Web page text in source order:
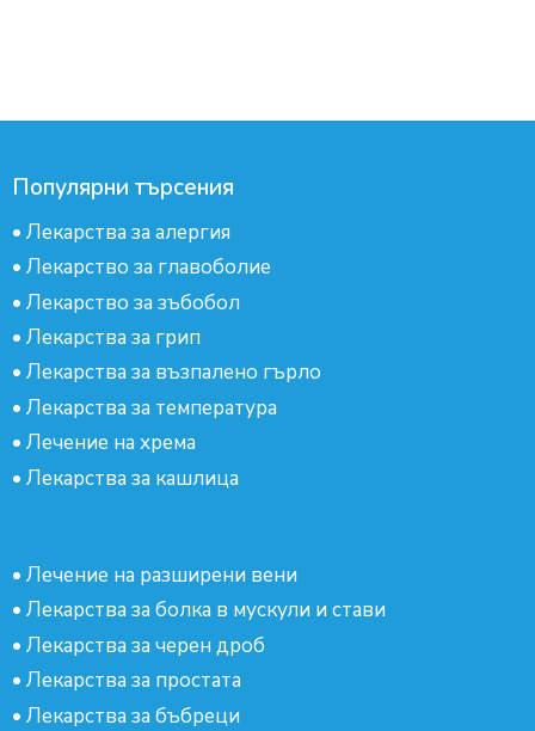
Популярни търсения
• Лекарства за алергия
• Лекарство за главоболие
• Лекарство за зъбобол
• Лекарства за грип
• Лекарства за възпалено гърло
• Лекарства за температура
• Лечение на хрема
• Лекарства за кашлица
• Лечение на разширени вени
• Лекарства за болка в мускули и стави
• Лекарства за черен дроб
• Лекарства за простата
• Лекарства за бъбреци